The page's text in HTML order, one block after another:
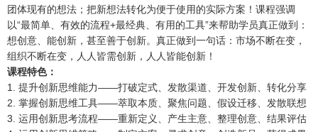
团体现有的想法；把新想法转化为便于使用的实际方案！课程强调
以“最简单、有效的流程+最经典、有用的工具”来帮助学员真正做到：
想创意、能创新，甚至善于创新。真正做到一句话：市场不断在变，
组织不断在变，人人皆需创新，人人皆能创新！
课程特色：
1. 提升创新思维能力——打破定式、发散渠道、开发创新、转化分享
2. 掌握创新思维工具——萃取本质、聚焦问题、假设迁移、发散联想
3. 运用创新思考流程——重新定义、产生主意、整理创意、结果评估